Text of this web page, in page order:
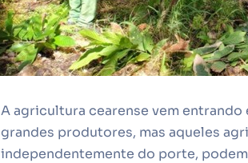
A agricultura cearense vem
grandes produtores, mas aqueles
independentemente do porte,